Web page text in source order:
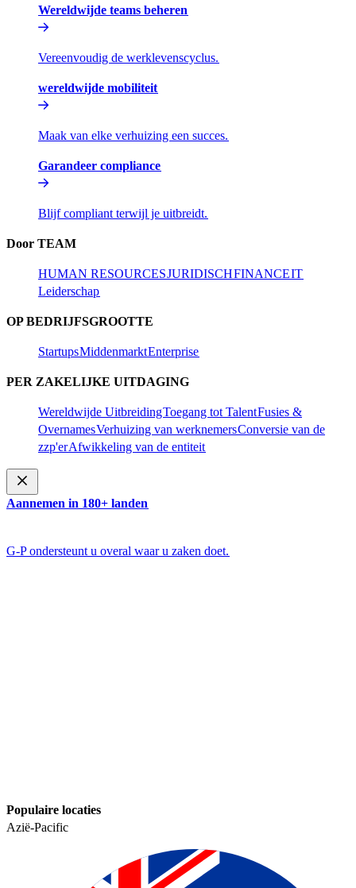
Wereldwijde teams beheren​​
Vereenvoudig de werklevenscyclus.​​
wereldwijde mobiliteit​​
Maak van elke verhuizing een succes.​​
Garandeer compliance​​
Blijf compliant terwijl je uitbreidt.​​
Door TEAM​​
HUMAN RESOURCES​​JURIDISCH​​FINANCE​​IT​​
Leiderschap​​
OP BEDRIJFSGROOTTE​​
Startups​​Middenmarkt​​Enterprise​​
PER ZAKELIJKE UITDAGING​​
Wereldwijde Uitbreiding​​Toegang tot Talent​​Fusies &
Overnames​​Verhuizing van werknemers​​Conversie van de
zzp'er​​Afwikkeling van de entiteit​​
Aannemen in 180+ landen​​
G-P ondersteunt u overal waar u zaken doet.​​
Populaire locaties​​
Azië-Pacific​​